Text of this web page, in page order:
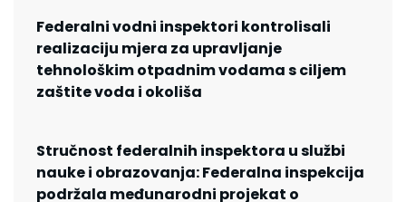
Federalni vodni inspektori kontrolisali
realizaciju mjera za upravljanje
tehnološkim otpadnim vodama s ciljem
zaštite voda i okoliša
Stručnost federalnih inspektora u službi
nauke i obrazovanja: Federalna inspekcija
podržala međunarodni projekat o